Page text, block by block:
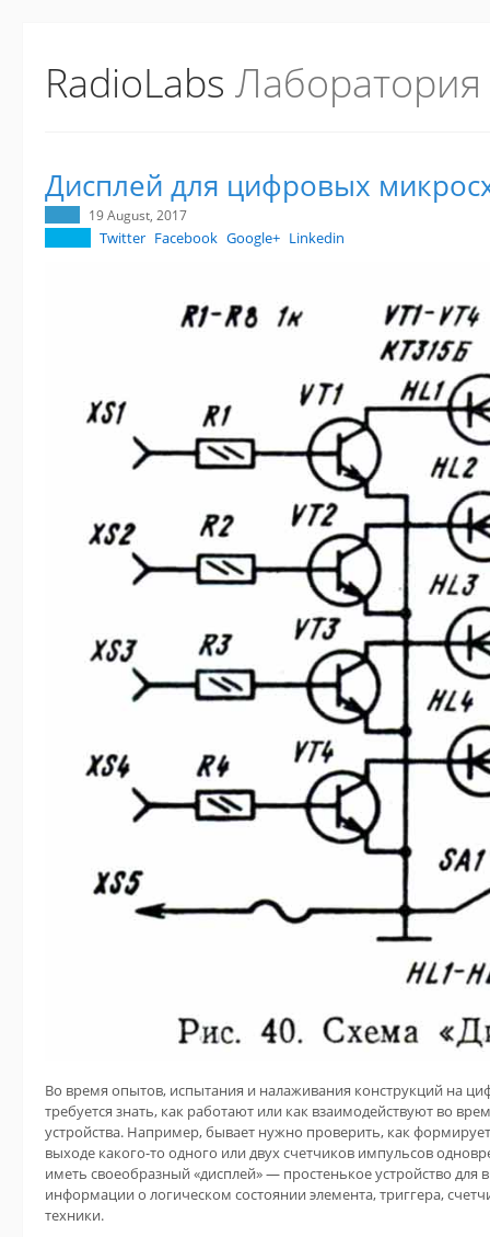
RadioLabs
Дисплей для цифровых
19 August, 2017
Twitter Facebook Google+ Linkedin
Во время опытов, испытания и налаживания конструкций на
требуется знать, как работают или как взаимодействуют во
устройства. Например, бывает нужно проверить, как
выходе какого-то одного или двух счетчиков импульсов
иметь своеобразный «дисплей» — простенькое устройство для
информации о логическом состоянии элемента, триггера,
техники.